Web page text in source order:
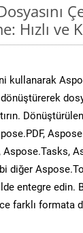
Hızlı ve
kullanarak
diğer
entegre edin.
farklı formata